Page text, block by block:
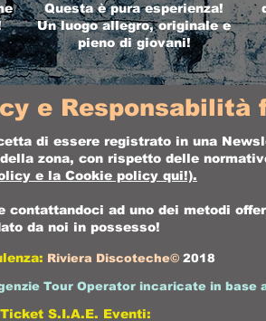
Questa è pura esperienza!
Un luogo allegro, originale e
pieno di giovani!
e Responsabilità
di essere registrato in una
zona, con rispetto delle
e la Cookie policy qui!).
contattandoci ad uno dei metodi
da noi in possesso!
Riviera Discoteche© 2018
Tour Operator incaricate in base
S.I.A.E. Eventi: